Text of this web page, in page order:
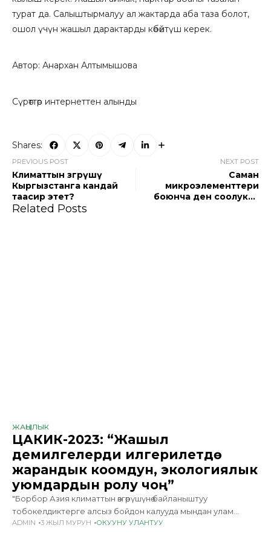
турат да. Салыштырмалуу ал жактарда аба таза болот,
ошол үчүн жашыл дарактарды көбөйтүш керек.
Автор: Анархан Алтымышова
Сүрөттөр интернеттен алынды
Shares:
PREVIOUS POST
Климаттын өзгөрүшү
Кыргызстанга кандай
таасир этет?
NEXT POST
Саман
микроэлементтери
боюнча ден соолукка
Related Posts
ЖАҢЫЛЫК
ЦАКИК-2023: “Жашыл
демилгелерди илгерилетүүдө
жарандык коомдун, экологиялык
уюмдардын ролу чоң”
"Борбор Азия климаттын өзгөрүшүнө байланыштуу
тобокелдиктерге алсыз бойдон калууда мындан улам
жарандык коомдун, экологиялык уюмдардын өлкөдөгү жашыл
ADMIN 3 ЖЫЛ МУРУН ОКУУНУ УЛАНТУУ